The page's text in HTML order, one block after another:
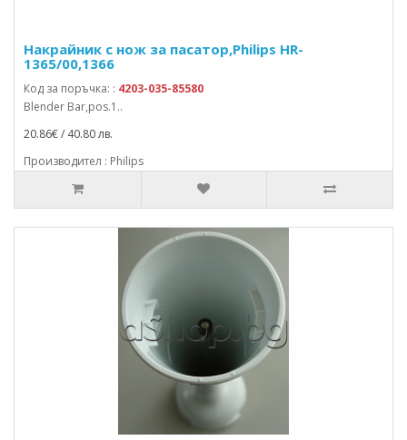
Накрайник с нож за пасатор,Philips HR-
1365/00,1366
Код за поръчка: : 4203-035-85580
Blender Bar,pos.1..
20.86€ / 40.80 лв.
Производител : Philips